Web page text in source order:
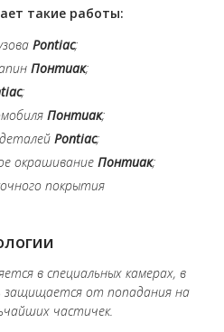
такие работы:
Pontiac;
Понтиак;
;
Понтиак;
Pontiac;
окрашиваниеПонтиак;
покрытия
в специальных камерах, в
защищается от попадания на
частичек.